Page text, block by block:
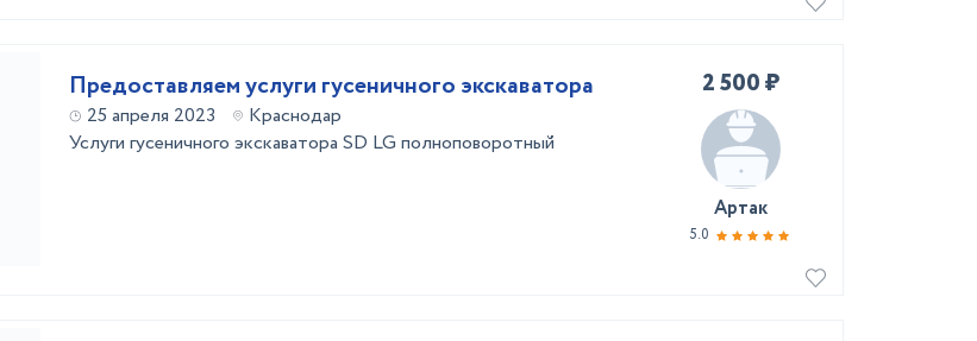
Предоставляем услуги гусеничного экскаватора
25 апреля 2023
Краснодар
Услуги гусеничного экскаватора SD LG полноповоротный
2 500 ₽
Артак
5.0